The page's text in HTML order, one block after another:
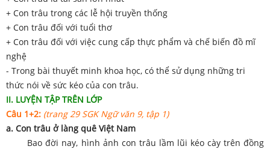
+ Con trâu trong các lễ hội truyền thống
+ Con trâu đối với tuổi thơ
+ Con trâu đối với việc cung cấp thực phẩm và chế biến đồ mĩ
nghệ
- Trong bài thuyết minh khoa học, có thể sử dụng những tri
thức nói về sức kéo của con trâu.
II. LUYỆN TẬP TRÊN LỚP
Câu 1+2: (trang 29 SGK Ngữ văn 9, tập 1)
a. Con trâu ở làng quê Việt Nam
Bao đời nay, hình ảnh con trâu lầm lũi kéo cày trên đồng